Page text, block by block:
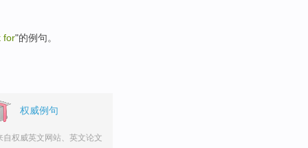
for"的例句。
权威例句
自权威英文网站、英文论文